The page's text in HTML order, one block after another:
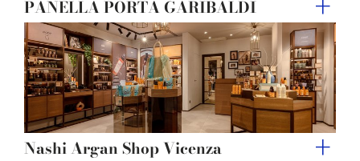
PANELLA PORTA GARIBALDI
Nashi Argan Shop Vicenza